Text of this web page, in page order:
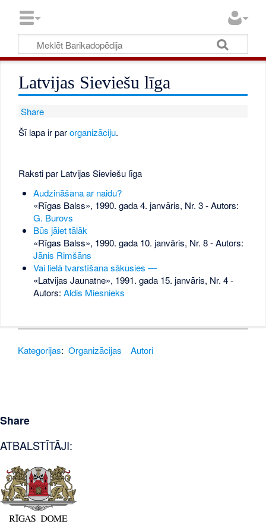
Latvijas Sieviešu līga
Share
Šī lapa ir parorganizāciju.
Raksti par Latvijas Sieviešu līga
Audzināšana ar naidu?
«Rīgas Balss», 1990. gada 4. janvāris, Nr. 3- Autors:
G. Burovs
Būs jāiet tālāk
«Rīgas Balss», 1990. gada 10. janvāris, Nr. 8- Autors:
Jānis Rimšāns
Vai lielā tvarstīšana sākusies —
«Latvijas Jaunatne», 1991. gada 15. janvāris, Nr. 4-
Autors: Aldis Miesnieks
Kategorijas: Organizācijas Autori
Share
ATBALSTĪTĀJI: